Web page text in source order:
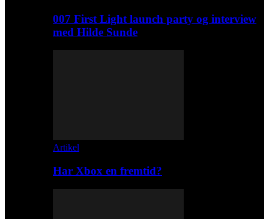
007 First Light launch party og interview
med Hilde Sunde
Artikel
Har Xbox en fremtid?